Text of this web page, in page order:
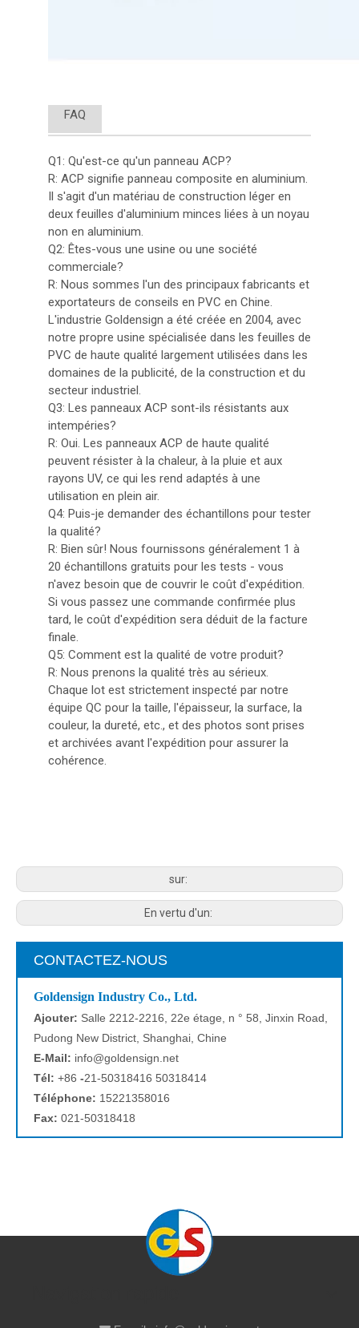
FAQ
Q1: Qu'est-ce qu'un panneau ACP?
R: ACP signifie panneau composite en aluminium.
Il s'agit d'un matériau de construction léger en
deux feuilles d'aluminium minces liées à un noyau
non en aluminium.
Q2: Êtes-vous une usine ou une société
commerciale?
R: Nous sommes l'un des principaux fabricants et
exportateurs de conseils en PVC en Chine.
L'industrie Goldensign a été créée en 2004, avec
notre propre usine spécialisée dans les feuilles de
PVC de haute qualité largement utilisées dans les
domaines de la publicité, de la construction et du
secteur industriel.
Q3: Les panneaux ACP sont-ils résistants aux
intempéries?
R: Oui. Les panneaux ACP de haute qualité
peuvent résister à la chaleur, à la pluie et aux
rayons UV, ce qui les rend adaptés à une
utilisation en plein air.
Q4: Puis-je demander des échantillons pour tester
la qualité?
R: Bien sûr! Nous fournissons généralement 1 à
20 échantillons gratuits pour les tests - vous
n'avez besoin que de couvrir le coût d'expédition.
Si vous passez une commande confirmée plus
tard, le coût d'expédition sera déduit de la facture
finale.
Q5: Comment est la qualité de votre produit?
R: Nous prenons la qualité très au sérieux.
Chaque lot est strictement inspecté par notre
équipe QC pour la taille, l'épaisseur, la surface, la
couleur, la dureté, etc., et des photos sont prises
et archivées avant l'expédition pour assurer la
cohérence.
sur:
En vertu d'un:
CONTACTEZ-NOUS
Goldensign Industry Co., Ltd.
Ajouter: Salle 2212-2216, 22e étage, n ° 58, Jinxin Road,
Pudong New District, Shanghai, Chine
E-Mail: info@goldensign.net
Tél: +86 -21-50318416 50318414
Téléphone: 15221358016
Fax: 021-50318418